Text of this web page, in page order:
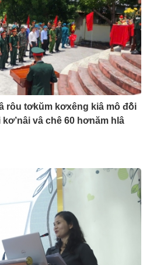
rôu tơkŭm kơxêng kiâ mô đô̆i
vâ chê 60 hơnăm hlâ